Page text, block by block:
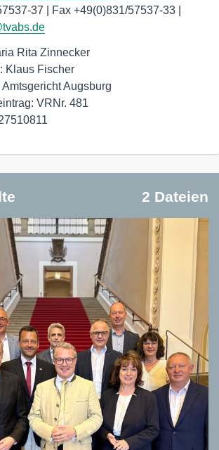
37 | Fax +49(0)831/57537-33 |
Rita Zinnecker
Klaus Fischer
Augsburg
VRNr. 481
2 Dateien